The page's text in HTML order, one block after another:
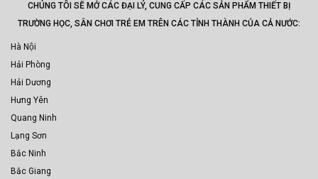
CHÚNG TÔI SẼ MỞ CÁC ĐẠI LÝ, CUNG CẤP CÁC SẢN PHẨM THIẾT BỊ
TRƯỜNG HỌC, SÂN CHƠI TRẺ EM TRÊN CÁC TỈNH THÀNH CỦA CẢ NƯỚC:
Hà Nội
Hải Phòng
Hải Dương
Hưng Yên
Quang Ninh
Lạng Sơn
Bắc Ninh
Bắc Giang